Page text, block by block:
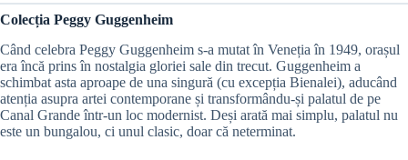
Colecția Peggy Guggenheim
Când celebra Peggy Guggenheim s-a mutat în Veneția în 1949, orașul
era încă prins în nostalgia gloriei sale din trecut. Guggenheim a
schimbat asta aproape de una singură (cu excepția Bienalei), aducând
atenția asupra artei contemporane și transformându-și palatul de pe
Canal Grande într-un loc modernist. Deși arată mai simplu, palatul nu
este un bungalou, ci unul clasic, doar că neterminat.